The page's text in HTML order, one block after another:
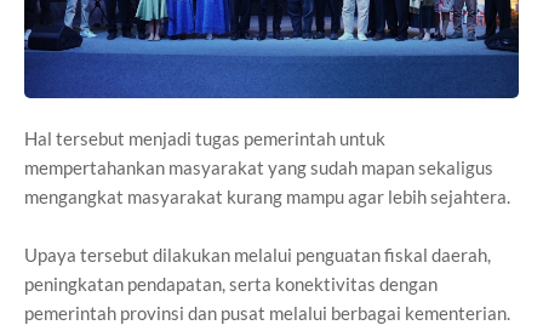
Hal tersebut menjadi tugas pemerintah untuk
mempertahankan masyarakat yang sudah mapan sekaligus
mengangkat masyarakat kurang mampu agar lebih sejahtera.
Upaya tersebut dilakukan melalui penguatan fiskal daerah,
peningkatan pendapatan, serta konektivitas dengan
pemerintah provinsi dan pusat melalui berbagai kementerian.